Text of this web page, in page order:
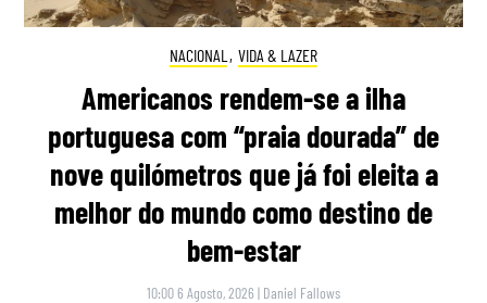
NACIONAL , VIDA & LAZER
Americanos rendem-se a ilha
portuguesa com “praia dourada” de
nove quilómetros que já foi eleita a
melhor do mundo como destino de
bem-estar
10:00 6 Agosto, 2026 | Daniel Fallows